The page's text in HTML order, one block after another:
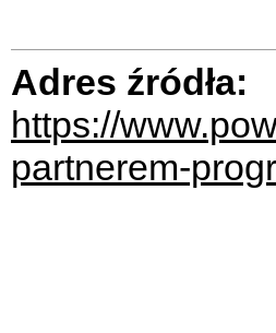
Adres źródła:
https://
partnerem-